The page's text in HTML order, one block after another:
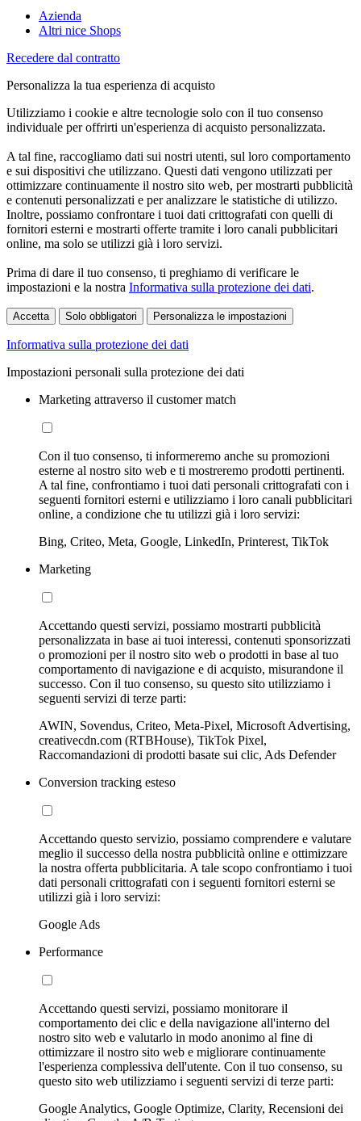
Azienda
Altri nice Shops
Recedere dal contratto
Personalizza la tua esperienza di acquisto
Utilizziamo i cookie e altre tecnologie solo con il tuo consenso
individuale per offrirti un'esperienza di acquisto personalizzata.
A tal fine, raccogliamo dati sui nostri utenti, sul loro comportamento
e sui dispositivi che utilizzano. Questi dati vengono utilizzati per
ottimizzare continuamente il nostro sito web, per mostrarti pubblicità
e contenuti personalizzati e per analizzare le statistiche di utilizzo.
Inoltre, possiamo confrontare i tuoi dati crittografati con quelli di
fornitori esterni e mostrarti offerte tramite i loro canali pubblicitari
online, ma solo se utilizzi già i loro servizi.
Prima di dare il tuo consenso, ti preghiamo di verificare le
impostazioni e la nostra Informativa sulla protezione dei dati.
Accetta Solo obbligatori Personalizza le impostazioni
Informativa sulla protezione dei dati
Impostazioni personali sulla protezione dei dati
Marketing attraverso il customer match
Con il tuo consenso, ti informeremo anche su promozioni
esterne al nostro sito web e ti mostreremo prodotti pertinenti.
A tal fine, confrontiamo i tuoi dati personali crittografati con i
seguenti fornitori esterni e utilizziamo i loro canali pubblicitari
online, a condizione che tu utilizzi già i loro servizi:
Bing, Criteo, Meta, Google, LinkedIn, Printerest, TikTok
Marketing
Accettando questi servizi, possiamo mostrarti pubblicità
personalizzata in base ai tuoi interessi, contenuti sponsorizzati
o promozioni per il nostro sito web o prodotti in base al tuo
comportamento di navigazione e di acquisto, misurandone il
successo. Con il tuo consenso, su questo sito utilizziamo i
seguenti servizi di terze parti:
AWIN, Sovendus, Criteo, Meta-Pixel, Microsoft Advertising,
creativecdn.com (RTBHouse), TikTok Pixel,
Raccomandazioni di prodotti basate sui clic, Ads Defender
Conversion tracking esteso
Accettando questo servizio, possiamo comprendere e valutare
meglio il successo della nostra pubblicità online e ottimizzare
la nostra offerta pubblicitaria. A tale scopo confrontiamo i tuoi
dati personali crittografati con i seguenti fornitori esterni se
utilizzi già i loro servizi:
Google Ads
Performance
Accettando questi servizi, possiamo monitorare il
comportamento dei clic e della navigazione all'interno del
nostro sito web e valutarlo in modo anonimo al fine di
ottimizzare il nostro sito web e migliorare continuamente
l'esperienza complessiva dell'utente. Con il tuo consenso, su
questo sito web utilizziamo i seguenti servizi di terze parti:
Google Analytics, Google Optimize, Clarity, Recensioni dei